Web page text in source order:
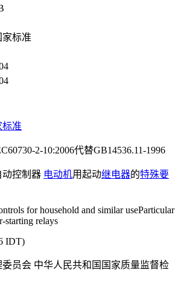
标准
标准
2-10:2006代替GB14536.11-1996
动控制器 电动机用起动继电器的特殊要
for household and similar useParticular
starting relays
IDT)
委员会 中华人民共和国国家质量监督检